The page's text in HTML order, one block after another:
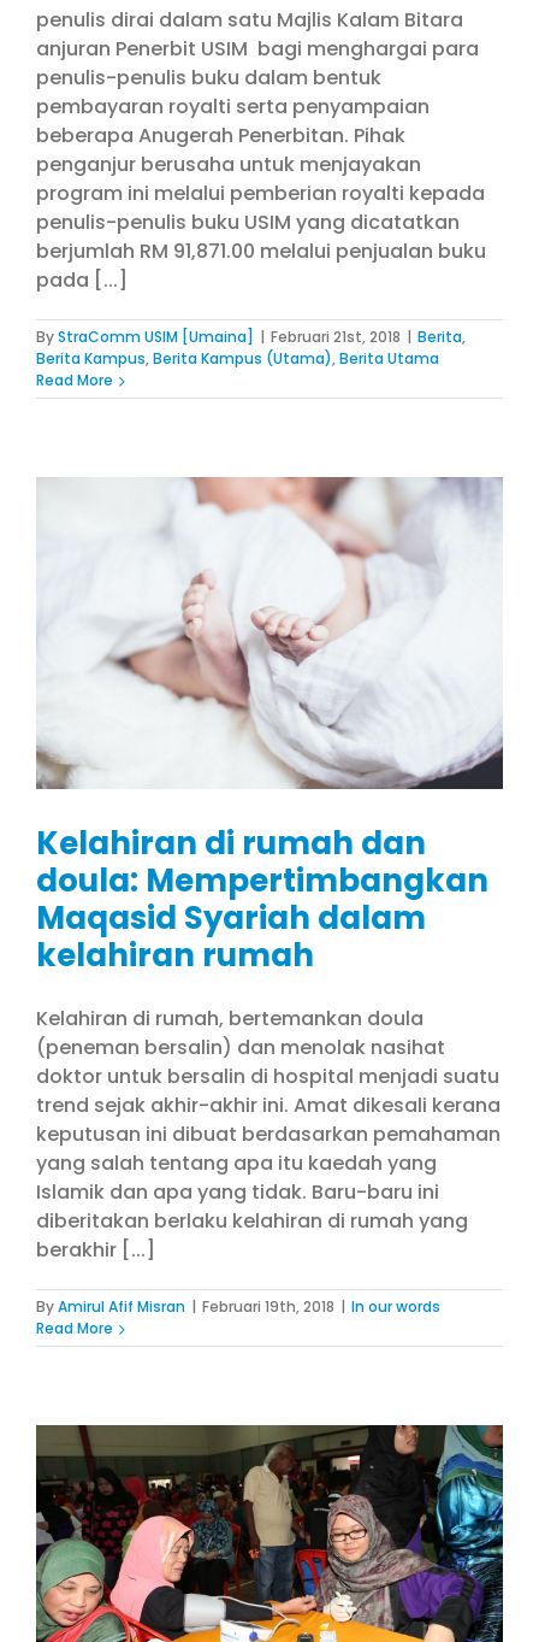
penulis dirai dalam satu Majlis Kalam Bitara
anjuran Penerbit USIM bagi menghargai para
penulis-penulis buku dalam bentuk
pembayaran royalti serta penyampaian
beberapa Anugerah Penerbitan. Pihak
penganjur berusaha untuk menjayakan
program ini melalui pemberian royalti kepada
penulis-penulis buku USIM yang dicatatkan
berjumlah RM 91,871.00 melalui penjualan buku
pada [...]
ByStraComm USIM [Umaina] | Februari 21st, 2018 | Berita,
Berita Kampus,Berita Kampus (Utama),Berita Utama
Read More
Kelahiran di rumah dan
doula: Mempertimbangkan
Maqasid Syariah dalam
kelahiran rumah
Kelahiran di rumah, bertemankan doula
(peneman bersalin) dan menolak nasihat
doktor untuk bersalin di hospital menjadi suatu
trend sejak akhir-akhir ini. Amat dikesali kerana
keputusan ini dibuat berdasarkan pemahaman
yang salah tentang apa itu kaedah yang
Islamik dan apa yang tidak. Baru-baru ini
diberitakan berlaku kelahiran di rumah yang
berakhir [...]
ByAmirul Afif Misran | Februari 19th, 2018 | In our words
Read More